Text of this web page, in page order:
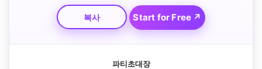
구로 마무리하세요.
복사
Start for Free ↗
파티초대장